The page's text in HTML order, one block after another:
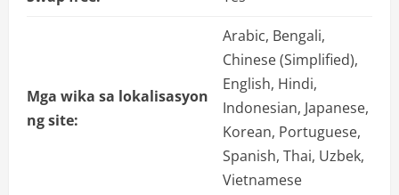
Mga wika sa lokalisasyon
ng site:
Arabic, Bengali,
Chinese (Simplified),
English, Hindi,
Indonesian, Japanese,
Korean, Portuguese,
Spanish, Thai, Uzbek,
Vietnamese